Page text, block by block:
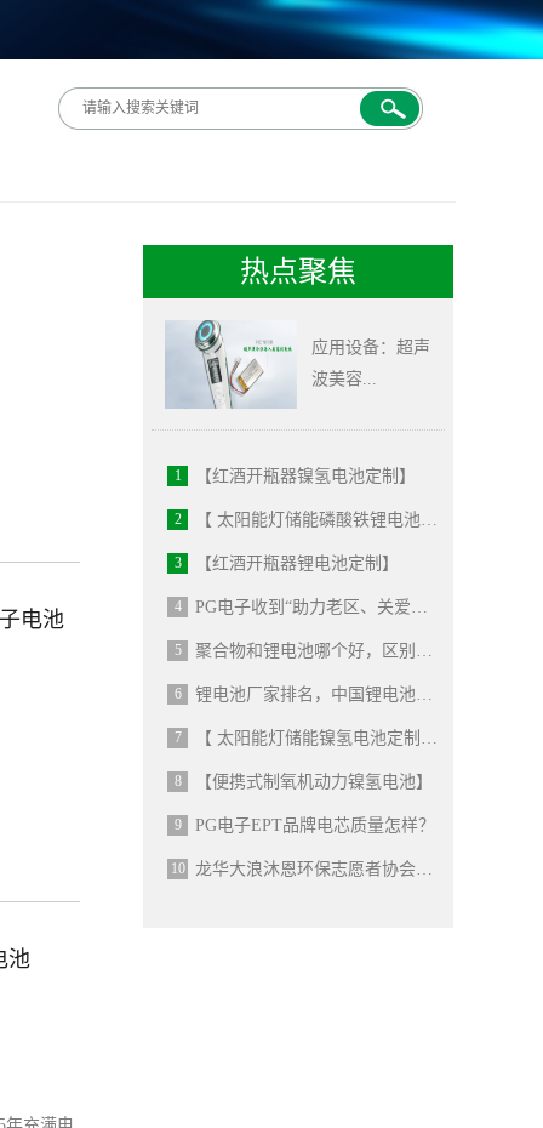
电池
池
年充满电
热点聚焦
合物锂电池定制 】
应用设备：超声
波美容...
1 【红酒开瓶器镍氢电池定制】
2
3 【红酒开瓶器锂电池定制】
4
5
6
7
8 【便携式制氧机动力镍氢电池】
9 PG电子EPT品牌电芯质量怎样？
10